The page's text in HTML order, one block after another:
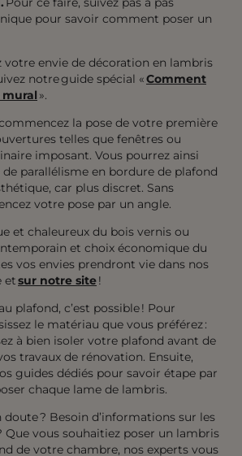
pour savoir comment poser un
votre envie de décoration en lambris
notre guide spécial «Comment
».
la pose de votre première
telles que fenêtres ou
imposant. Vous pourrez ainsi
parallélisme en bordure de plafond
car plus discret. Sans
votre pose par un angle.
et chaleureux du bois vernis ou
et choix économique du
vos envies prendront vie dans nos
etsur notre site!
plafond, c’est possible ! Pour
le matériau que vous préférez :
à bien isoler votre plafond avant de
travaux de rénovation. Ensuite,
guides dédiés pour savoir étape par
chaque lame de lambris.
doute ? Besoin d’informations sur les
Que vous souhaitiez poser un lambris
de votre chambre, nos experts vous